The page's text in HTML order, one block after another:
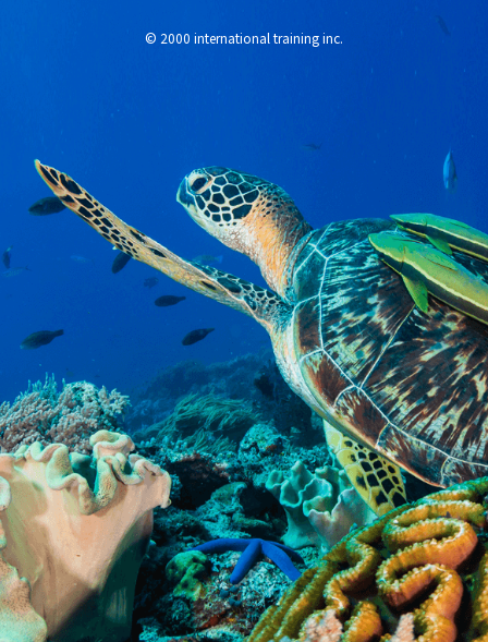
© 2000 international training inc.